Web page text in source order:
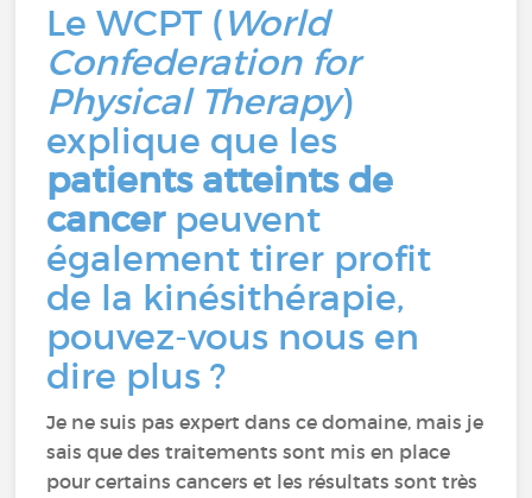
Le WCPT (World
Confederation for
Physical Therapy)
explique que les
patients atteints de
cancerpeuvent
également tirer profit
de la kinésithérapie,
pouvez-vous nous en
dire plus ?
Je ne suis pas expert dans ce domaine, mais je
sais que des traitements sont mis en place
pour certains cancers et les résultats sont très